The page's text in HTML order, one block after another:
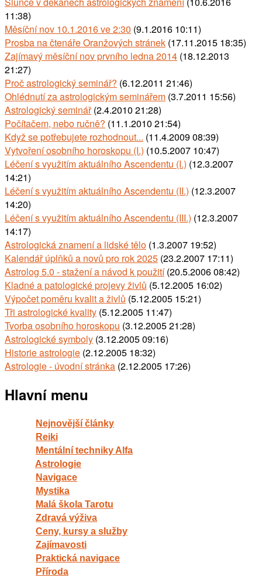
11:38)
Měsíční nov 10.1.2016 ve 2:30 (9.1.2016 10:11)
Prosba na čtenáře Oranžových stránek (17.11.2015 18:35)
Zajímavý měsíční nov prvního ledna 2014 (18.12.2013
21:27)
Proč astrologický seminář? (6.12.2011 21:46)
Ohlédnutí za astrologickým seminářem (3.7.2011 15:56)
Astrologický seminář(2.4.2010 21:28)
Počítačem, nebo ručně? (11.1.2010 21:54)
Když se potřebujete rozhodnout... (11.4.2009 08:39)
Vytvoření osobního horoskopu (I.) (10.5.2007 10:47)
Léčení s využitím aktuálního Ascendentu (I.) (12.3.2007
14:21)
Léčení s využitím aktuálního Ascendentu (II.) (12.3.2007
14:20)
Léčení s využitím aktuálního Ascendentu (III.) (12.3.2007
14:17)
Astrologická znamení a lidské tělo (1.3.2007 19:52)
Kalendář úplňků a novů pro rok 2025 (23.2.2007 17:11)
Astrolog 5.0 - stažení a návod k použití(20.5.2006 08:42)
Kladné a patologické projevy živlů (5.12.2005 16:02)
Výpočet poměru kvalit a živlů (5.12.2005 15:21)
Tři astrologické kvality (5.12.2005 11:47)
Tvorba osobního horoskopu (3.12.2005 21:28)
Astrologické symboly (3.12.2005 09:16)
Historie astrologie (2.12.2005 18:32)
Astrologie - úvodní stránka (2.12.2005 17:26)
Hlavní menu
Nejnovější články
Reiki
Mentální techniky Alfa
Astrologie
Navigace
Mystika
Malá škola Tarotu
Zdravá výživa
Ceny, kursy a služby
Zajímavosti
Praktická navigace
Příroda